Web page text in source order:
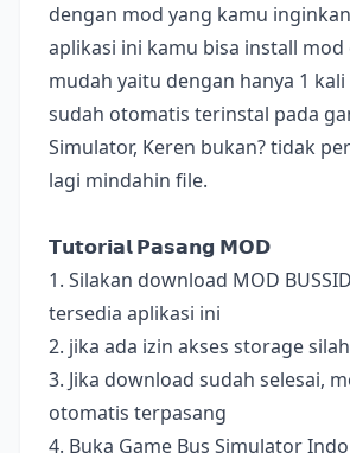
dengan mod yang kamu
aplikasi ini kamu bisa install mod
mudah yaitu dengan hanya 1
sudah otomatis terinstal pada
Simulator, Keren bukan? tidak
lagi mindahin file.
𝗧𝘂𝘁𝗼𝗿𝗶𝗮𝗹 𝗣𝗮𝘀𝗮𝗻𝗴 𝗠𝗢𝗗
1. Silakan download MOD
tersedia aplikasi ini
2. jika ada izin akses storage
3. Jika download sudah selesai,
otomatis terpasang
4. Buka Game Bus Simulator